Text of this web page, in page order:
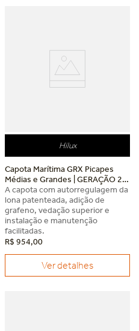
Hilux
Capota Marítima GRX Picapes
Médias e Grandes | GERAÇÃO 2
Toyota Hilux
A capota com autorregulagem da
lona patenteada, adição de
grafeno, vedação superior e
instalação e manutenção
facilitadas.
R$ 954,00
Ver detalhes